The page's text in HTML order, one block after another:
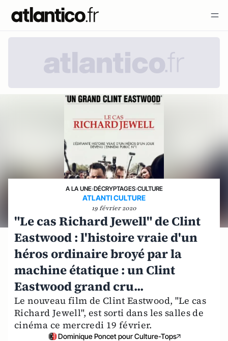
A LA UNE›DÉCRYPTAGES›CULTURE
ATLANTI CULTURE
19 février 2020
"Le cas Richard Jewell" de Clint
Eastwood : l'histoire vraie d'un
héros ordinaire broyé par la
machine étatique : un Clint
Eastwood grand cru...
Le nouveau film de Clint Eastwood, "Le cas
Richard Jewell", est sorti dans les salles de
cinéma ce mercredi 19 février.
Dominique Poncet pour Culture-Tops